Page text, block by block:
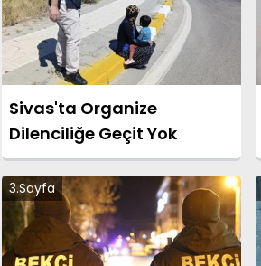
Sivas'ta Organize
Dilenciliğe Geçit Yok
3.Sayfa